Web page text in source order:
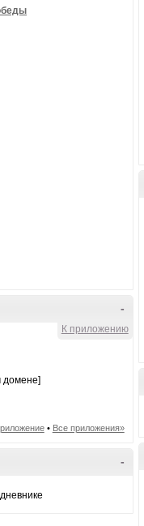
-
К приложению
домене]
• Все приложения»
-